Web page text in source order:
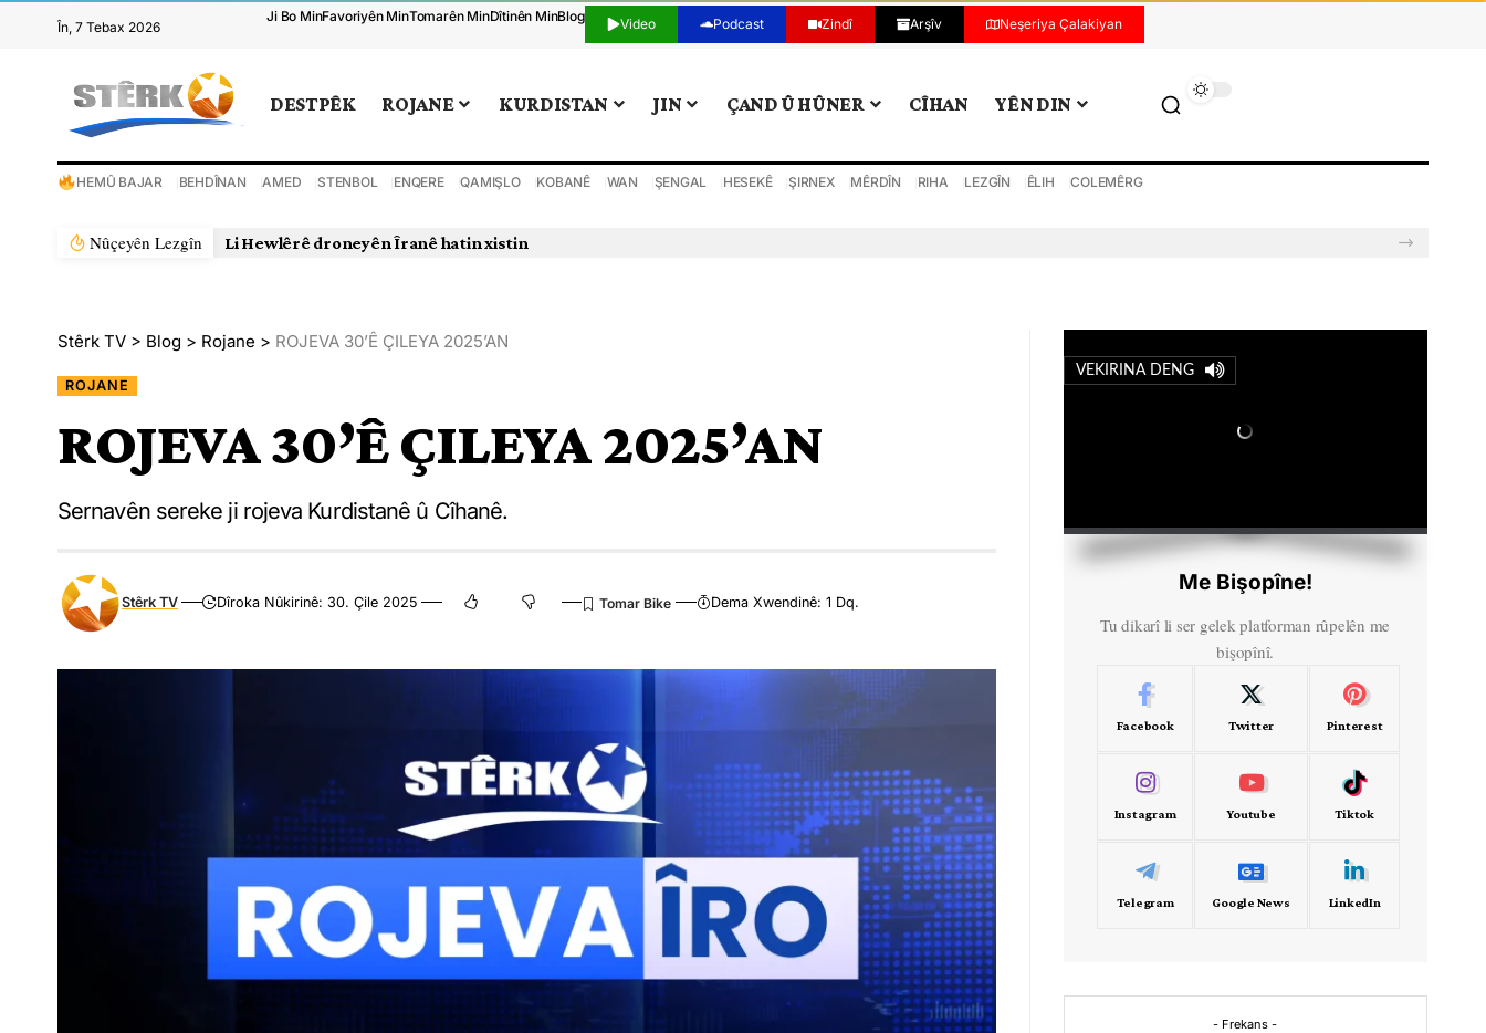
În, 7 Tebax 2026
Ji Bo MinFavoriyên MinTomarên MinDîtinên MinBlog Video Podcast Zindî Arşîv Neşeriya Çalakiyan
DESTPÊK ROJANE KURDISTAN JIN ÇAND Û HÛNER CÎHAN YÊN DIN
HEMÛ BAJAR BEHDÎNAN AMED STENBOL ENQERE QAMIŞLO KOBANÊ WAN ŞENGAL HESEKÊ ŞIRNEX MÊRDÎN RIHA LEZGÎN ÊLIH COLEMÊRG
Nûçeyên Lezgîn Li Hewlêrê droneyên Îranê hatin xistin
Stêrk TV > Blog > Rojane > ROJEVA 30’Ê ÇILEYA 2025’AN
ROJANE
ROJEVA 30’Ê ÇILEYA 2025’AN
Sernavên sereke ji rojeva Kurdistanê û Cîhanê.
Stêrk TV Dîroka Nûkirinê: 30. Çile 2025 Dema Xwendinê: 1 Dq.
VEKIRINA DENG
Me Bişopîne!
Tu dikarî li ser gelek platforman rûpelên me
bişopînî.
Facebook Twitter Pinterest
Instagram Youtube Tiktok
Telegram Google News LinkedIn
- Frekans -